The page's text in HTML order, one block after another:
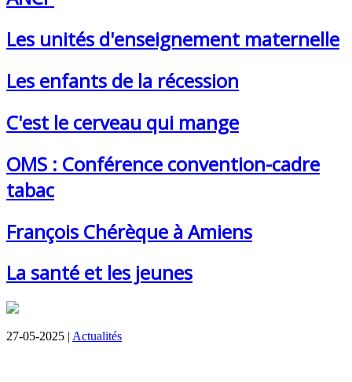
Les unités d'enseignement maternelle
Les enfants de la récession
C'est le cerveau qui mange
OMS : Conférence convention-cadre
tabac
François Chérèque à Amiens
La santé et les jeunes
27-05-2025 | Actualités